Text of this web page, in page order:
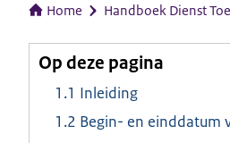
Home Handboek Dienst
Op deze pagina
1.1 Inleiding
1.2 Begin- en einddatum